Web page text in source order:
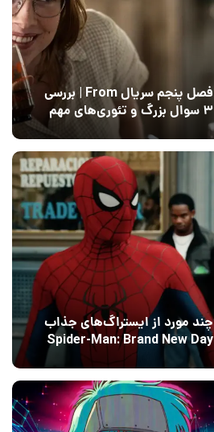
فصل پنجم سریال From | بررسی
۳ سوال بزرگ و تئوری‌های مهم
12 مرداد 1405
چند مورد از ایستراگ‌های جذاب
Spider-Man: Brand New Day
فاش شدند
۰